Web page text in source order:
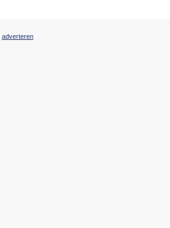
adverteren